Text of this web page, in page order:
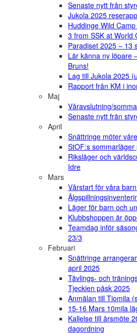
Senaste nytt från
Jukola 2025
Huddinge Wild
3 from SSK at World
Paradiset 2025 – 13
Lär känna ny löpare
Bruns!
Lag till Jukola 2025
Rapport från KM i
Maj
Våravslutning/
Senaste nytt från
April
Snättringe möter
StOF:s
Riksläger och
Idre
Mars
Vårstart för våra
Läger för barn och
Klubbshoppen är
Teamdag inför
23/3
Februari
Snättringe
april 2025
Tävlings- och
Tjeckien påsk 2025
Anmälan till Tiomila
15-16 Mars 10mila
Kallelse till årsmöte
dagordning